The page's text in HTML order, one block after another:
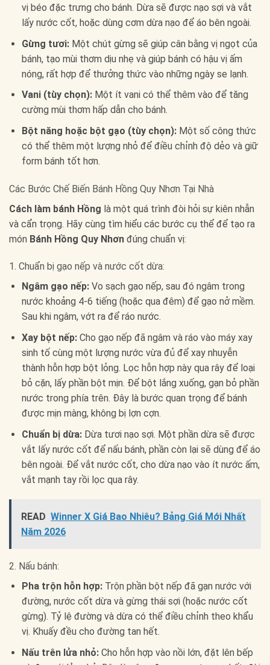
vị béo đặc trưng cho bánh. Dừa sẽ được nạo sợi và vắt
lấy nước cốt, hoặc dùng cơm dừa nạo để áo bên ngoài.
Gừng tươi:Một chút gừng sẽ giúp cân bằng vị ngọt của
bánh, tạo mùi thơm dịu nhẹ và giúp bánh có hậu vị ấm
nóng, rất hợp để thưởng thức vào những ngày se lạnh.
Vani (tùy chọn):Một ít vani có thể thêm vào để tăng
cường mùi thơm hấp dẫn cho bánh.
Bột năng hoặc bột gạo (tùy chọn):Một số công thức
có thể thêm một lượng nhỏ để điều chỉnh độ dẻo và giữ
form bánh tốt hơn.
Các Bước Chế Biến Bánh Hồng Quy Nhơn Tại Nhà
Cách làm bánh Hồng là một quá trình đòi hỏi sự kiên nhẫn
và cẩn trọng. Hãy cùng tìm hiểu các bước cụ thể để tạo ra
món Bánh Hồng Quy Nhơn đúng chuẩn vị:
1. Chuẩn bị gạo nếp và nước cốt dừa:
Ngâm gạo nếp:Vo sạch gạo nếp, sau đó ngâm trong
nước khoảng 4-6 tiếng (hoặc qua đêm) để gạo nở mềm.
Sau khi ngâm, vớt ra để ráo nước.
Xay bột nếp:Cho gạo nếp đã ngâm và ráo vào máy xay
sinh tố cùng một lượng nước vừa đủ để xay nhuyễn
thành hỗn hợp bột lỏng. Lọc hỗn hợp này qua rây để loại
bỏ cặn, lấy phần bột mịn. Để bột lắng xuống, gạn bỏ phần
nước trong phía trên. Đây là bước quan trọng để bánh
được mịn màng, không bị lợn cợn.
Chuẩn bị dừa:Dừa tươi nạo sợi. Một phần dừa sẽ được
vắt lấy nước cốt để nấu bánh, phần còn lại sẽ dùng để áo
bên ngoài. Để vắt nước cốt, cho dừa nạo vào ít nước ấm,
vắt mạnh tay rồi lọc qua rây.
READ Winner X Giá Bao Nhiêu? Bảng Giá Mới Nhất
Năm 2026
2. Nấu bánh:
Pha trộn hỗn hợp:Trộn phần bột nếp đã gạn nước với
đường, nước cốt dừa và gừng thái sợi (hoặc nước cốt
gừng). Tỷ lệ đường và dừa có thể điều chỉnh theo khẩu
vị. Khuấy đều cho đường tan hết.
Nấu trên lửa nhỏ:Cho hỗn hợp vào nồi lớn, đặt lên bếp